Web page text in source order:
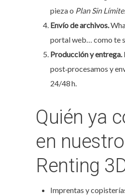
pieza o Plan Sin
Envío de archivos.
portal web… como te
Producción y entrega.
post‑procesamos y
24/48 h.
Quién ya
en nuestro
Renting
Imprentas y